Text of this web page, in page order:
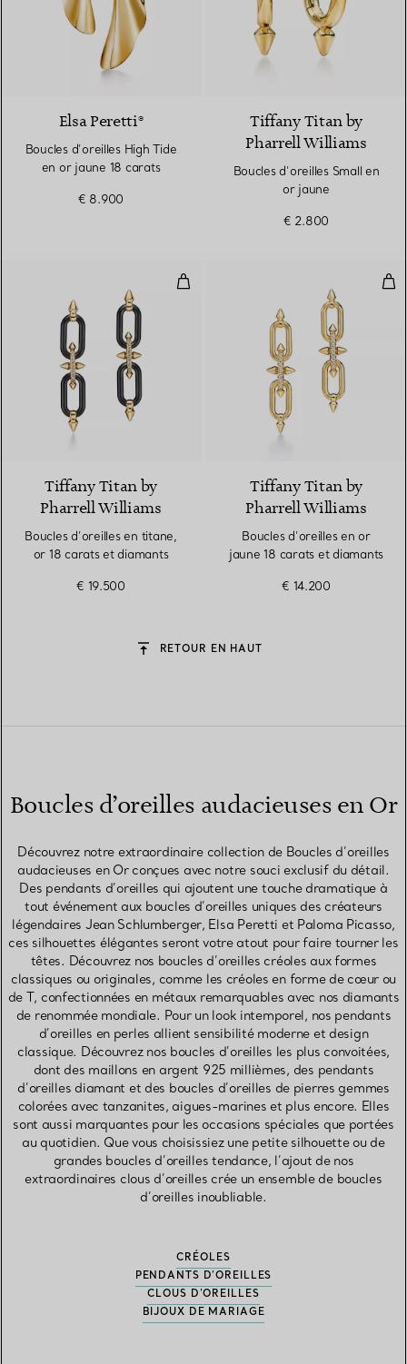
Elsa Peretti®
Boucles d’oreilles High Tide
en or jaune 18 carats
€ 8.900
Tiffany Titan by
Pharrell Williams
Boucles d’oreilles Small en
or jaune
€ 2.800
Boucles d’oreilles en titane, or
Tiffany Titan by
Pharrell Williams
Boucles d’oreilles en titane,
or 18 carats et diamants
€ 19.500
Tiffany Titan by
Pharrell Williams
Boucles d’oreilles en or
jaune 18 carats et diamants
€ 14.200
RETOUR EN HAUT
Boucles d’oreilles audacieuses en Or
Découvrez notre extraordinaire collection de Boucles d’oreilles
audacieuses en Or conçues avec notre souci exclusif du détail.
Des pendants d’oreilles qui ajoutent une touche dramatique à
tout événement aux boucles d’oreilles uniques des créateurs
légendaires Jean Schlumberger, Elsa Peretti et Paloma Picasso,
ces silhouettes élégantes seront votre atout pour faire tourner les
têtes. Découvrez nos boucles d’oreilles créoles aux formes
classiques ou originales, comme les créoles en forme de cœur ou
de T, confectionnées en métaux remarquables avec nos diamants
de renommée mondiale. Pour un look intemporel, nos pendants
d’oreilles en perles allient sensibilité moderne et design
classique. Découvrez nos boucles d’oreilles les plus convoitées,
dont des maillons en argent 925 millièmes, des pendants
d’oreilles diamant et des boucles d’oreilles de pierres gemmes
colorées avec tanzanites, aigues-marines et plus encore. Elles
sont aussi marquantes pour les occasions spéciales que portées
au quotidien. Que vous choisissiez une petite silhouette ou de
grandes boucles d’oreilles tendance, l’ajout de nos
extraordinaires clous d’oreilles crée un ensemble de boucles
d’oreilles inoubliable.
CRÉOLES
PENDANTS D’OREILLES
CLOUS D’OREILLES
BIJOUX DE MARIAGE